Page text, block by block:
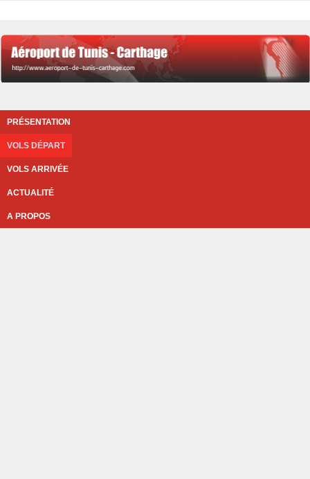
PRÉSENTATION
VOLS DÉPART
VOLS ARRIVÉE
ACTUALITÉ
A PROPOS